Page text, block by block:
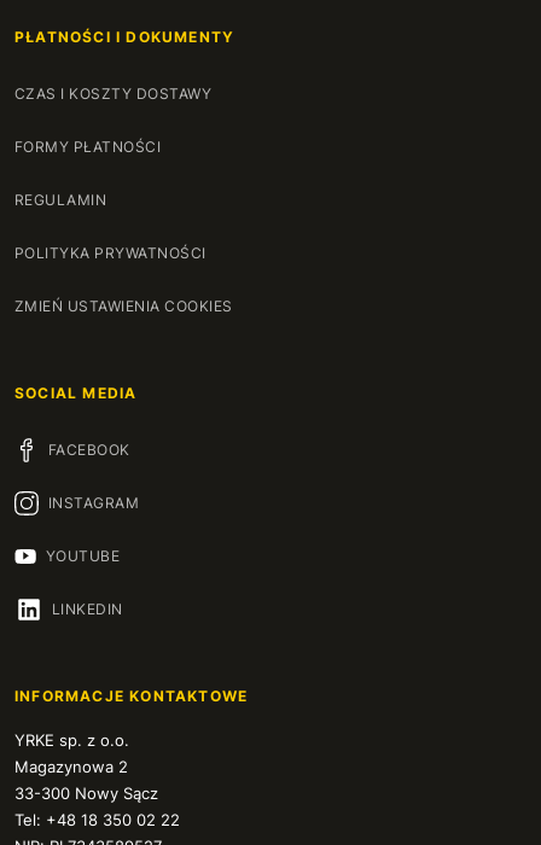
PŁATNOŚCI I DOKUMENTY
CZAS I KOSZTY DOSTAWY
FORMY PŁATNOŚCI
REGULAMIN
POLITYKA PRYWATNOŚCI
ZMIEŃ USTAWIENIA COOKIES
SOCIAL MEDIA
FACEBOOK
INSTAGRAM
YOUTUBE
LINKEDIN
INFORMACJE KONTAKTOWE
YRKE sp. z o.o.
Magazynowa 2
33-300 Nowy Sącz
Tel: +48 18 350 02 22